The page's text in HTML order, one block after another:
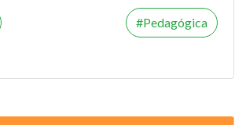
Pedagógica